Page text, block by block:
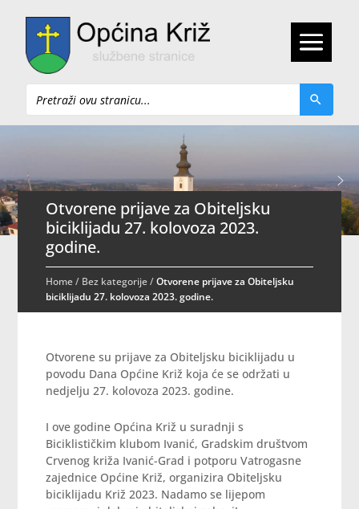
Pretraži
Otvorene prijave za Obiteljsku
biciklijadu 27. kolovoza 2023.
godine.
Home/ Bez kategorije/Otvorene prijave za Obiteljsku
biciklijadu 27. kolovoza 2023. godine.
Otvorene su prijave za Obiteljsku biciklijadu u
povodu Dana Općine Križ koja će se održati u
nedjelju 27. kolovoza 2023. godine.
I ove godine Općina Križ u suradnji s
Biciklističkim klubom Ivanić, Gradskim društvom
Crvenog križa Ivanić-Grad i potporu Vatrogasne
zajednice Općine Križ, organizira Obiteljsku
biciklijadu Križ 2023. Nadamo se lijepom